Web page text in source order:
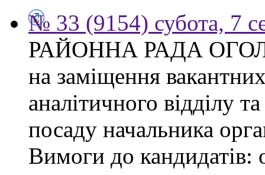
№ 33 (9154) субота, 7
РАЙОННА РАДА
на заміщення
аналітичного відділу
посаду начальника
Вимоги до кандидатів: